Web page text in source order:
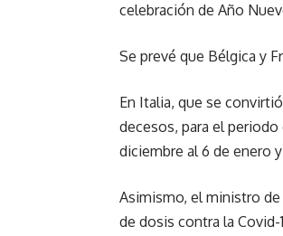
celebración de Año
Se prevé que Bélgica y
En Italia, que se
decesos, para el
diciembre al 6 de enero
Asimismo, el ministro
de dosis contra la